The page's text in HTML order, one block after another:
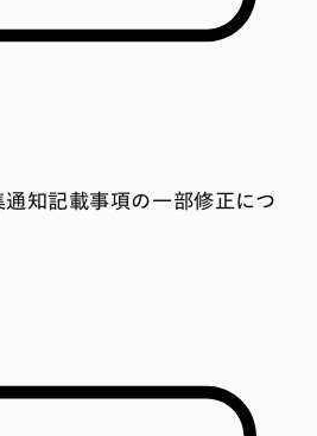
知記載事項の一部修正につ